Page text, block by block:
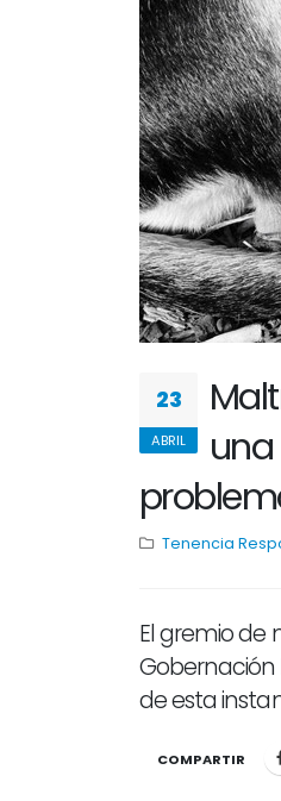
23
ABRIL
Tenencia
El gremio de
de esta
COMPARTIR